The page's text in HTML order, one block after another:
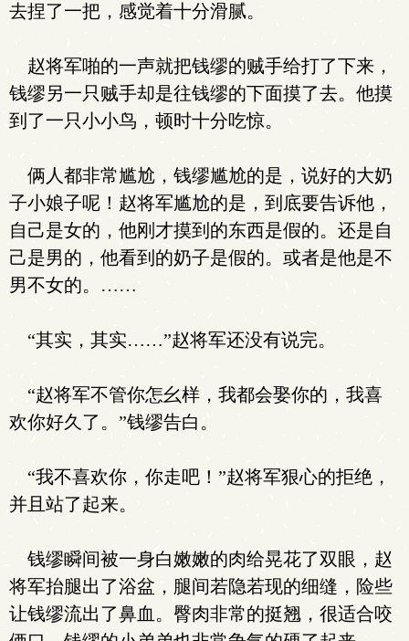
去捏了一把，感觉着十分滑腻。
赵将军啪的一声就把钱缪的贼手给打了下来，
钱缪另一只贼手却是往钱缪的下面摸了去。他摸
到了一只小小鸟，顿时十分吃惊。
俩人都非常尴尬，钱缪尴尬的是，说好的大奶
子小娘子呢！赵将军尴尬的是，到底要告诉他，
自己是女的，他刚才摸到的东西是假的。还是自
己是男的，他看到的奶子是假的。或者是他是不
男不女的。……
“其实，其实……”赵将军还没有说完。
“赵将军不管你怎幺样，我都会娶你的，我喜
欢你好久了。”钱缪告白。
“我不喜欢你，你走吧！”赵将军狠心的拒绝，
并且站了起来。
钱缪瞬间被一身白嫩嫩的肉给晃花了双眼，赵
将军抬腿出了浴盆，腿间若隐若现的细缝，险些
让钱缪流出了鼻血。臀肉非常的挺翘，很适合咬